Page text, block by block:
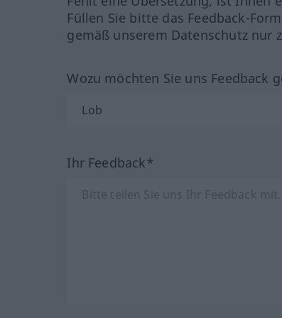
Füllen Sie bitte das Feedback-
gemäß unserem Datenschutz nur
Wozu möchten Sie uns Feedback
Ihr Feedback*